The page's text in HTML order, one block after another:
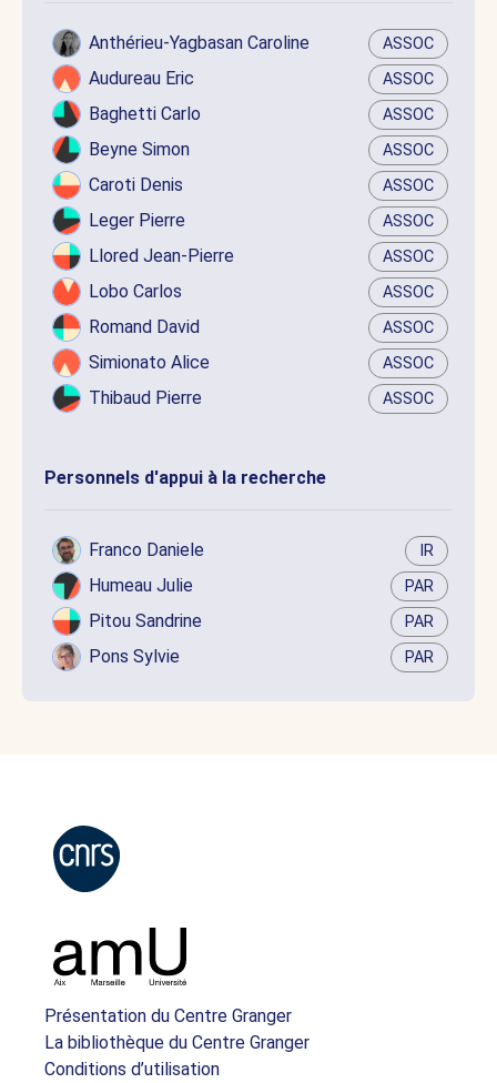
Anthérieu-Yagbasan Caroline ASSOC
Audureau Eric ASSOC
Baghetti Carlo ASSOC
Beyne Simon ASSOC
Caroti Denis ASSOC
Leger Pierre ASSOC
Llored Jean-Pierre ASSOC
Lobo Carlos ASSOC
Romand David ASSOC
Simionato Alice ASSOC
Thibaud Pierre ASSOC
Personnels d'appui à la recherche
Franco Daniele IR
Humeau Julie PAR
Pitou Sandrine PAR
Pons Sylvie PAR
Présentation du Centre Granger
La bibliothèque du Centre Granger
Conditions d’utilisation